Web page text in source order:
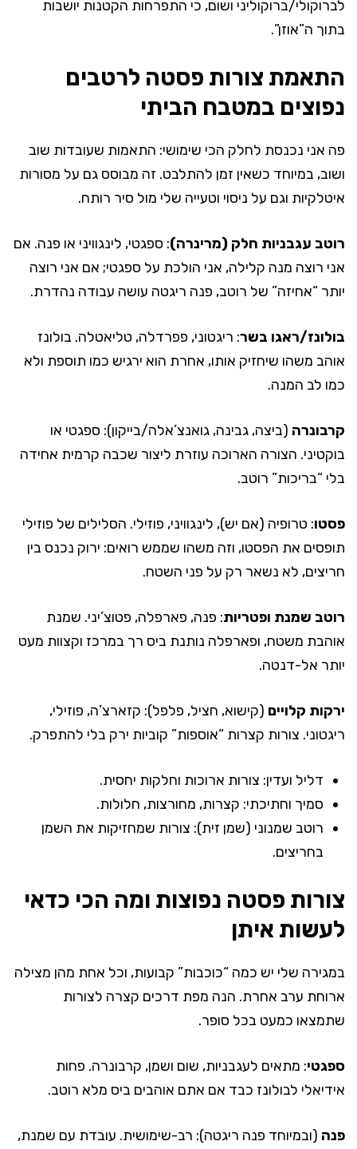
לברוקולי/ברוקוליני ושום, כי התפרחות הקטנות יושבות
בתוך ה”אוזן”.
התאמת צורות פסטה לרטבים
נפוצים במטבח הביתי
פה אני נכנסת לחלק הכי שימושי: התאמות שעובדות שוב
ושוב, במיוחד כשאין זמן להתלבט. זה מבוסס גם על מסורות
איטלקיות וגם על ניסוי וטעייה שלי מול סיר רותח.
רוטב עגבניות חלק (מרינרה): ספגטי, לינגוויני או פנה. אם
אני רוצה מנה קלילה, אני הולכת על ספגטי; אם אני רוצה
יותר “אחיזה” של רוטב, פנה ריגטה עושה עבודה נהדרת.
בולונז/ראגו בשר: ריגטוני, פפרדלה, טליאטלה. בולונז
אוהב משהו שיחזיק אותו, אחרת הוא ירגיש כמו תוספת ולא
כמו לב המנה.
קרבונרה (ביצה, גבינה, גואנצ’אלה/בייקון): ספגטי או
בוקטיני. הצורה הארוכה עוזרת ליצור שכבה קרמית אחידה
בלי “בריכות” רוטב.
פסטו: טרופיה (אם יש), לינגוויני, פוזילי. הסלילים של פוזילי
תופסים את הפסטו, וזה משהו שממש רואים: ירוק נכנס בין
חריצים, לא נשאר רק על פני השטח.
רוטב שמנת ופטריות: פנה, פארפלה, פטוצ’יני. שמנת
אוהבת משטח, ופארפלה נותנת ביס רך במרכז וקצוות מעט
יותר אל-דנטה.
ירקות קלויים (קישוא, חציל, פלפל): קזארצ’ה, פוזילי,
ריגטוני. צורות קצרות “אוספות” קוביות ירק בלי להתפרק.
דליל ועדין: צורות ארוכות וחלקות יחסית.
סמיך וחתיכתי: קצרות, מחורצות, חלולות.
רוטב שמנוני (שמן זית): צורות שמחזיקות את השמן
בחריצים.
צורות פסטה נפוצות ומה הכי כדאי
לעשות איתן
במגירה שלי יש כמה “כוכבות” קבועות, וכל אחת מהן מצילה
ארוחת ערב אחרת. הנה מפת דרכים קצרה לצורות
שתמצאו כמעט בכל סופר.
ספגטי: מתאים לעגבניות, שום ושמן, קרבונרה. פחות
אידיאלי לבולונז כבד אם אתם אוהבים ביס מלא רוטב.
פנה (ובמיוחד פנה ריגטה): רב-שימושית. עובדת עם שמנת,